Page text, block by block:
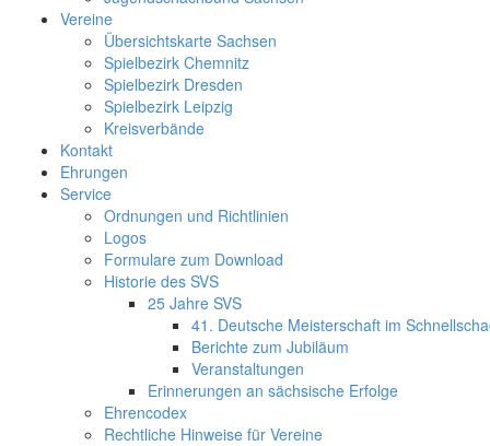
Vereine
Übersichtskarte Sachsen
Spielbezirk Chemnitz
Spielbezirk Dresden
Spielbezirk Leipzig
Kreisverbände
Kontakt
Ehrungen
Service
Ordnungen und Richtlinien
Logos
Formulare zum Download
Historie des SVS
25 Jahre SVS
41. Deutsche Meisterschaft im
Berichte zum Jubiläum
Veranstaltungen
Erinnerungen an sächsische Erfolge
Ehrencodex
Rechtliche Hinweise für Vereine